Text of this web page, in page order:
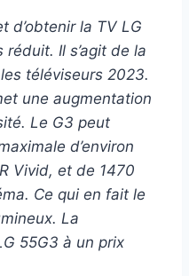
d’obtenir la TV LG
Il s’agit de la
téléviseurs 2023.
une augmentation
Le G3 peut
d’environ
Vivid, et de 1470
Ce qui en fait le
La
55G3 à un prix